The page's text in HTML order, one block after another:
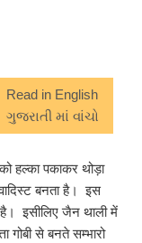
Read in English
ગુજરાતી માં વાંચો
हल्का पकाकर थोड़ा
बनता है। इस
है। इसीलिए जैन थाली में
से बनते सम्भारो